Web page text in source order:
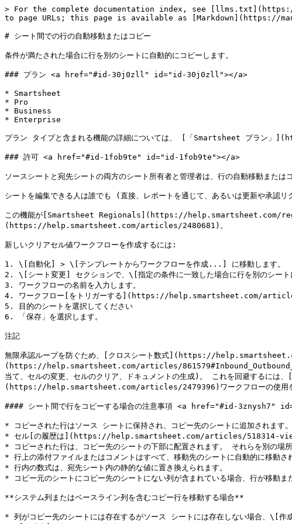
> For the complete documentation index, see
to page URLs; this page is available as [Markdown](https://
# シート間での行の自動移動またはコピー
条件が満たされた場合に行を別のシートに自動的にコピーします。
### プラン <a href="#id-30j0zll" id="id-30j0zll"></a>
* Smartsheet
* Pro
* Business
* Enterprise
プラン タイプと含まれる機能の詳細については、 [「Smartsheet プラン
### 許可 <a href="#id-1fob9te" id="id-1fob9te"></a>
ソースシートと宛先シートの両方のシート所有者と管理者は、行の自動移動または
シートを編集できる人は誰でも (直接、レポートを通じて、あるいは更新や承認
この機能が[Smartsheet Regionals](https://help.smartsheet.com/
(https://help.smartsheet.com/articles/2480681)。
新しいクリアセル値ワークフローを作成するには:
1. \[自動化] > \[テンプレートからワークフローを作成...] に移動します。
2. \[シート変更] セクションで、\[指定の条件に一致した場合に行を別のシー
3. ワークフローの名前を入力します。
4. ワークフロー[をトリガーする](https://help.smartsheet.com/
5. 目的のシートを選択してください
6. 「保存」を選択します。
注記
無限承認ループを防ぐため、[クロスシート数式](https://
(https://help.smartsheet.com/articles/861579#Inbound_Outbound_Links)
当て、セルの変更、セルのクリア、ドキュメントの生成)。 これを回避す
(https://help.smartsheet.com/articles/2479396)ワークフローの使用を検
#### シート間で行をコピーする場合の注意事項 <a href="#id-3znysh7"
* コピーされた行はソース シートに保持され、コピー先のシートに追加されます。
* セル[の履歴は](https://help.smartsheet.com/articles/518314-
* コピーされた行は、コピー先のシートの下部に配置されます。 それらを別の場所
* 行上の添付ファイルまたはコメントはすべて、移動先のシートに自動的に移動さ
* 行内の数式は、宛先シート内の静的な値に置き換えられます。
* コピー元のシートにコピー先のシートにない列が含まれている場合、行が移動ま
**システム列またはベースライン列を含むコピー行を移動する場合**
* 列がコピー先のシートには存在するがソース シートには存在しない場合、\[作